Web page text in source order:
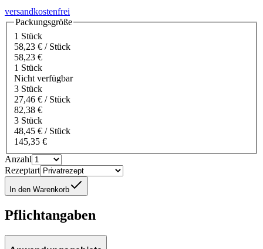
versandkostenfrei
Packungsgröße
1 Stück
58,23 € / Stück
58,23 €
1 Stück
Nicht verfügbar
3 Stück
27,46 € / Stück
82,38 €
3 Stück
48,45 € / Stück
145,35 €
Anzahl
Rezeptart
In den Warenkorb
Pflichtangaben